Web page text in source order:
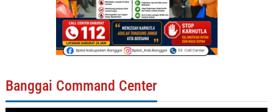
Banggai Command Center